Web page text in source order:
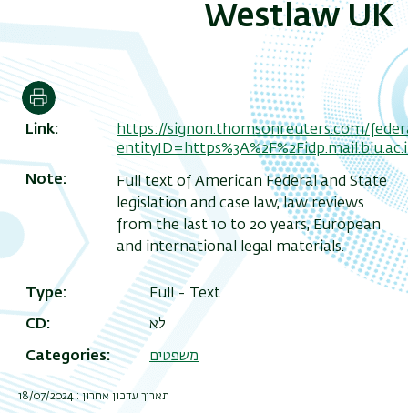
Westlaw UK
Link
https://signon.thomsonreuters.com/
Note
Full text of American Federal and State
legislation and case law, law reviews
from the last 10 to 20 years, European
and international legal materials.
Type Full - Text
CD לא
Categories משפטים
תאריך עדכון אחרון : 18/07/2024